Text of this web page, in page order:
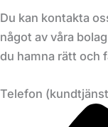
Du kan kontakta
något av våra
du hamna rätt och
Telefon